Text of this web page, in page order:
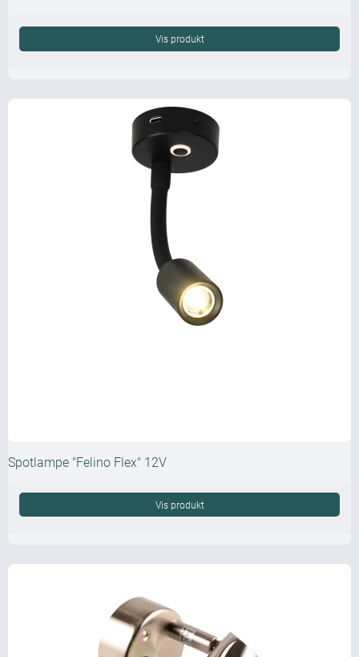
Vis produkt
Spotlampe "Felino Flex" 12V
Vis produkt